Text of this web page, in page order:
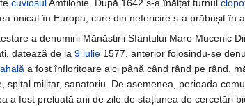
cuviosulAmfilohie. După 1642 s-a înălțat turnul
unicat în Europa, care din nefericire s-a prăbușit în
a denumirii Mănăstirii Sfântului Mare Mucenic
datează de la 9 iulie1577, anterior folosindu-se
a fost înfloritoare aici până când rând pe rând,
militar, sanatoriu. De asemenea, perioada
a fost preluată ani de zile de stațiunea de cercetări